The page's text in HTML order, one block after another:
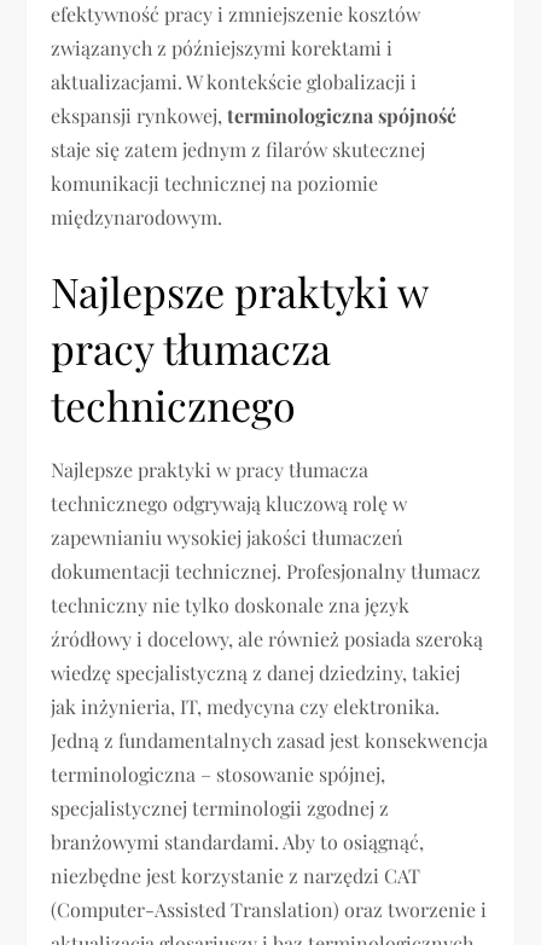
efektywność pracy i zmniejszenie kosztów
związanych z późniejszymi korektami i
aktualizacjami. W kontekście globalizacji i
ekspansji rynkowej,terminologiczna spójność
staje się zatem jednym z filarów skutecznej
komunikacji technicznej na poziomie
międzynarodowym.
Najlepsze praktyki w
pracy tłumacza
technicznego
Najlepsze praktyki w pracy tłumacza
technicznego odgrywają kluczową rolę w
zapewnianiu wysokiej jakości tłumaczeń
dokumentacji technicznej. Profesjonalny tłumacz
techniczny nie tylko doskonale zna język
źródłowy i docelowy, ale również posiada szeroką
wiedzę specjalistyczną z danej dziedziny, takiej
jak inżynieria, IT, medycyna czy elektronika.
Jedną z fundamentalnych zasad jest konsekwencja
terminologiczna – stosowanie spójnej,
specjalistycznej terminologii zgodnej z
branżowymi standardami. Aby to osiągnąć,
niezbędne jest korzystanie z narzędzi CAT
(Computer-Assisted Translation) oraz tworzenie i